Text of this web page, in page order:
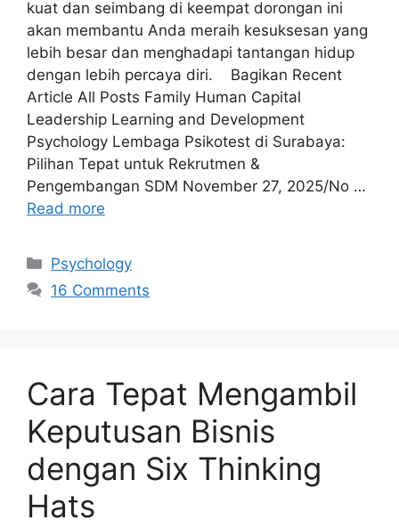
kuat dan seimbang di keempat dorongan ini
akan membantu Anda meraih kesuksesan yang
lebih besar dan menghadapi tantangan hidup
dengan lebih percaya diri. Bagikan Recent
Article All Posts Family Human Capital
Leadership Learning and Development
Psychology Lembaga Psikotest di Surabaya:
Pilihan Tepat untuk Rekrutmen &
Pengembangan SDM November 27, 2025/No …
Read more
Psychology
16 Comments
Cara Tepat Mengambil
Keputusan Bisnis
dengan Six Thinking
Hats